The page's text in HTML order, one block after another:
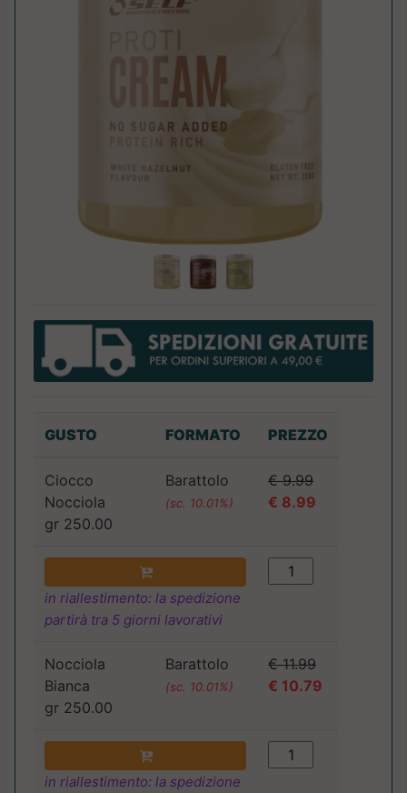
GUSTO FORMATO PREZZO
Ciocco
Nocciola
gr 250.00
Barattolo
(sc. 10.01%)
€ 9.99
€ 8.99
in riallestimento: la spedizione
partirà tra 5 giorni lavorativi
Nocciola
Bianca
gr 250.00
Barattolo
(sc. 10.01%)
€ 11.99
€ 10.79
in riallestimento: la spedizione